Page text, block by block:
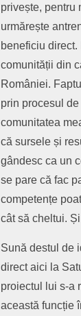
privește, pentru
urmărește
beneficiu
comunității din
României.
prin procesul
comunitatea
că sursele și
gândesc ca un
se pare că fac
competențe
cât să cheltui.
Sună destul de
direct aici la
proiectul lui s-a
această funcție